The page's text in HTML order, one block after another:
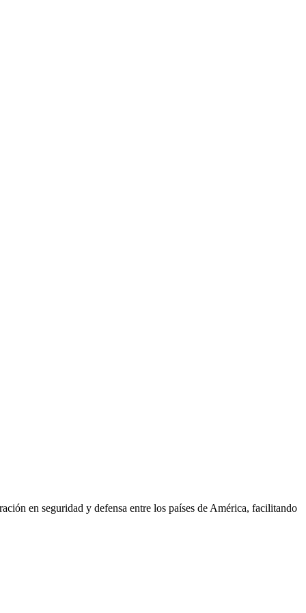
en seguridad y defensa entre los países de América, facilitando